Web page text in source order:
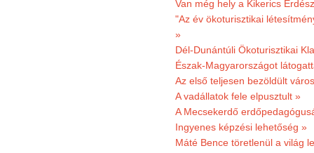
Van még hely a Kikerics
"Az év ökoturisztikai
»
Dél-Dunántúli Ökoturisztikai
Észak-Magyarországot
Az első teljesen bezöldült
A vadállatok fele elpusztult »
A Mecsekerdő
Ingyenes képzési lehetőség »
Máté Bence töretlenül a világ